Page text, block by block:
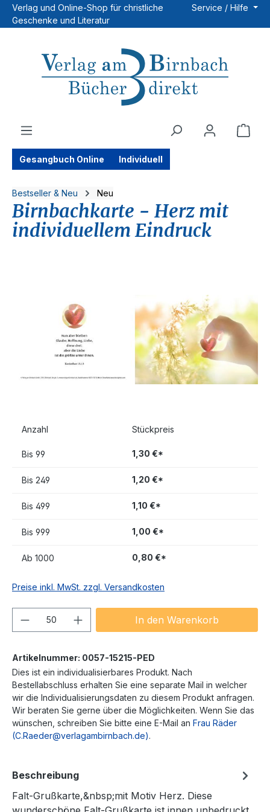
Zum Hauptinhalt springen
Verlag und Online-Shop für christliche
Geschenke und Literatur
Service / Hilfe
Gesangbuch Online Individuell
Bestseller & Neu Neu
Birnbachkarte - Herz mit
individuellem Eindruck
Anzahl Stückpreis
Bis 99 1,30 €*
Bis 249 1,20 €*
Bis 499 1,10 €*
Bis 999 1,00 €*
Ab 1000 0,80 €*
Preise inkl. MwSt. zzgl. Versandkosten
Produkt Anzahl: Gib denIn den Warenkorb
Artikelnummer: 0057-15215-PED
Dies ist ein individualisierbares Produkt. Nach
Bestellabschluss erhalten Sie eine separate Mail in welcher
wir die Individualisierungsdaten zu diesem Produkt anfragen.
Wir beraten Sie gerne über die Möglichkeiten. Wenn Sie das
wünschen, schreiben Sie bitte eine E-Mail an Frau Räder
(C.Raeder@verlagambirnbach.de).
Beschreibung
Falt-Grußkarte,&nbsp;mit Motiv Herz. Diese